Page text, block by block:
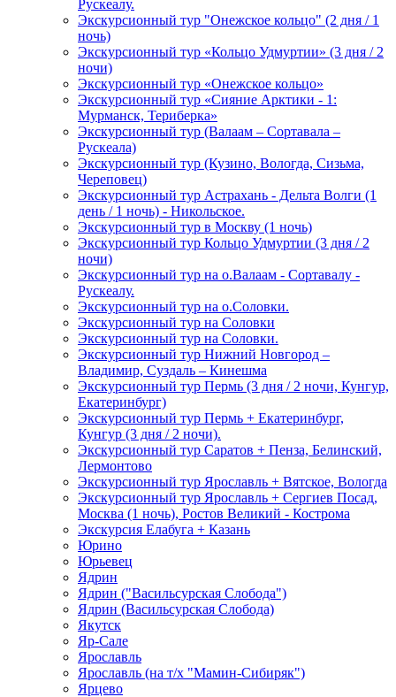
Рускеалу.
Экскурсионный тур "Онежское кольцо" (2 дня / 1
ночь)
Экскурсионный тур «Кольцо Удмуртии» (3 дня / 2
ночи)
Экскурсионный тур «Онежское кольцо»
Экскурсионный тур «Сияние Арктики - 1:
Мурманск, Териберка»
Экскурсионный тур (Валаам – Сортавала –
Рускеала)
Экскурсионный тур (Кузино, Вологда, Сизьма,
Череповец)
Экскурсионный тур Астрахань - Дельта Волги (1
день / 1 ночь) - Никольское.
Экскурсионный тур в Москву (1 ночь)
Экскурсионный тур Кольцо Удмуртии (3 дня / 2
ночи)
Экскурсионный тур на о.Валаам - Сортавалу -
Рускеалу.
Экскурсионный тур на о.Соловки.
Экскурсионный тур на Соловки
Экскурсионный тур на Соловки.
Экскурсионный тур Нижний Новгород –
Владимир, Суздаль – Кинешма
Экскурсионный тур Пермь (3 дня / 2 ночи, Кунгур,
Екатеринбург)
Экскурсионный тур Пермь + Екатеринбург,
Кунгур (3 дня / 2 ночи).
Экскурсионный тур Саратов + Пенза, Белинский,
Лермонтово
Экскурсионный тур Ярославль + Вятское, Вологда
Экскурсионный тур Ярославль + Сергиев Посад,
Москва (1 ночь), Ростов Великий - Кострома
Экскурсия Елабуга + Казань
Юрино
Юрьевец
Ядрин
Ядрин ("Васильсурская Слобода")
Ядрин (Васильсурская Слобода)
Якутск
Яр-Сале
Ярославль
Ярославль (на т/х "Мамин-Сибиряк")
Ярцево